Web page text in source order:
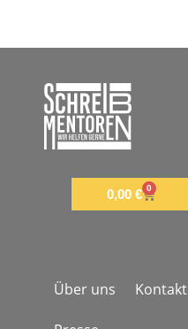
0,00 € 0
Über uns Kontakt